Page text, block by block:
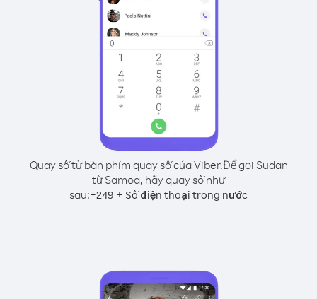
Quay số từ bàn phím quay số của Viber.Để gọi Sudan
từ Samoa, hãy quay số như
sau:+249 + Số điện thoại trong nước